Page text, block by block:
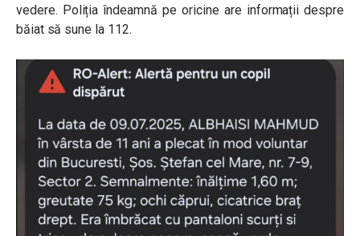
vedere. Poliția îndeamnă pe oricine are informații despre
băiat să sune la 112.